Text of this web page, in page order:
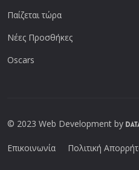
Παίζεται τώρα
Νέες Προσθήκες
Oscars
© 2023 Web Development by
Επικοινωνία Πολιτική